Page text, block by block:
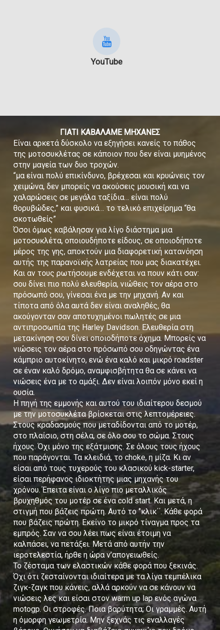
YouTube
ΓΙΑΤΙ ΚΑΒΑΛΑΜΕ ΜΗΧΑΝΕΣ
Είναι αρκετά δύσκολο να εξηγήσει κανείς το πάθος
της μοτοσυκλέτας σε κάποιον που δεν είναι μυημένος
στην μαγεία των δυο τροχών.
“μα είναι πολύ επικίνδυνο, βρέχεσαι και κρυώνεις τον
χειμώνα, δεν μπορείς να ακούσεις μουσική και να
χαλαρώσεις σε μεγάλα ταξίδια… είναι πολύ
θορυβώδες,” και φυσικά… το τελικό επιχείρημα “θα
σκοτωθείς”
Όσοι όμως καβάλησαν για λίγο διάστημα μια
μοτοσυκλέτα, οποιουδήποτε είδους, σε οποιοδήποτε
μέρος της γης, αποκτούν μια διαφορετική κατανόηση
αυτής της παρανοϊκής λατρείας που μας διακατέχει.
Και αν τους ρωτήσουμε ενδέχεται να πουν κάτι σαν:
σου δίνει πιο πολύ ελευθερία, νιώθεις τον αέρα στο
πρόσωπό σου, γίνεσαι ένα με την μηχανή. Αν και
τίποτα από όλα αυτά δεν είναι αναληθές, θα
ακούγονταν σαν αποτυχημένοι πωλητές σε μια
αντιπροσωπία της Harley Davidson. Ελευθερία στη
μετακίνηση σου δίνει οποιοδήποτε όχημα. Μπορείς να
νιώσεις τον αέρα στο πρόσωπό σου οδηγώντας ένα
κάμπριο αυτοκίνητο, ενώ ένα καλό και μικρό roadster
σε έναν καλό δρόμο, αναμφισβήτητα θα σε κάνει να
νιώσεις ένα με το αμάξι. Δεν είναι λοιπόν μόνο εκεί η
ουσία.
Η πηγή της εμμονής και αυτού του ιδιαίτερου δεσμού
με την μοτοσυκλέτα βρίσκεται στις λεπτομέρειες.
Στους κραδασμούς που μεταδίδονται από το μοτέρ,
στο πλαίσιο, στη σέλα, σε όλο σου το σώμα. Στους
ήχους. Όχι μόνο της εξάτμισης. Σε όλους τους ήχους
που παράγονται. Τα κλειδιά, το choke, η μίζα. Κι αν
είσαι από τους τυχερούς του κλασικού kick-starter,
είσαι περήφανος ιδιοκτήτης μιας μηχανής του
χρόνου. Έπειτα είναι ο λίγο πιο μεταλλικός
βρυχηθμός του μοτέρ σε ένα cold start. Και μετά, η
στιγμή που βάζεις πρώτη. Αυτό το ‘’κλικ΄΄. Κάθε φορά
που βάζεις πρώτη. Εκείνο το μικρό τίναγμα προς τα
εμπρός. Σαν να σου λέει πως είναι έτοιμη να
καλπάσει, να πετάξει. Μετά από αυτήν την
ιεροτελεστία, ήρθε η ώρα ν’απογειωθείς.
Το ζέσταμα των ελαστικών κάθε φορά που ξεκινάς.
Όχι ότι ζεσταίνονται ιδιαίτερα με τα λίγα τεμπέλικα
ζιγκ-ζαγκ που κάνεις, αλλά αρκούν να σε κάνουν να
νιώσεις λες και είσαι στον warm up lap ενός αγώνα
motogp. Οι στροφές. Ποια βαρύτητα; Οι γραμμές. Αυτή
η όμορφη γεωμετρία. Μην ξεχνάς τις εναλλαγές